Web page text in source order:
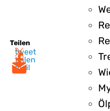
Teilen
tweet
teilen
mail